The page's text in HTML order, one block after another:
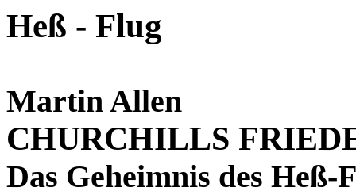
Heß - Flug
Martin Allen
CHURCHILLS
Das Geheimnis des